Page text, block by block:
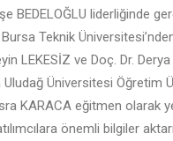
BEDELOĞLU liderliğinde
Teknik
LEKESİZ ve Doç. Dr.
Uludağ Üniversitesi Öğretim
KARACA eğitmen olarak
önemli bilgiler